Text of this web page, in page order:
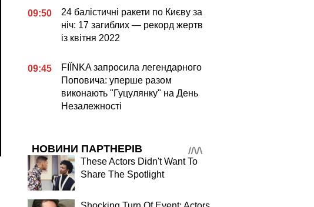
09:50
24 балістичні ракети по Києву за
ніч: 17 загиблих — рекорд жертв
із квітня 2022
09:45
FIÏNKA запросила легендарного
Поповича: уперше разом
виконають "Гуцулянку" на День
Незалежності
НОВИНИ ПАРТНЕРІВ
These Actors Didn't Want To
Share The Spotlight